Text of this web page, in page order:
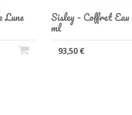
Lune Sisley - Coffret
ml
93,50 €